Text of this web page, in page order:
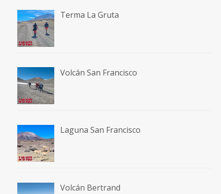
Terma La Gruta
Volcán San Francisco
Laguna San Francisco
Volcán Bertrand